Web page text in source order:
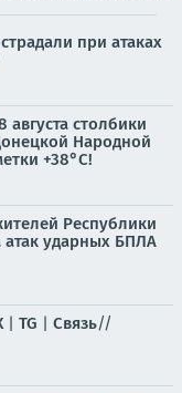
при атаках
августа столбики
Народной
+38°C!
Республики
атак ударных БПЛА
| TG | Связь//